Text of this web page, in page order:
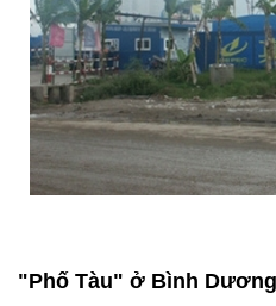
"Phố Tàu" ở Bình Dương